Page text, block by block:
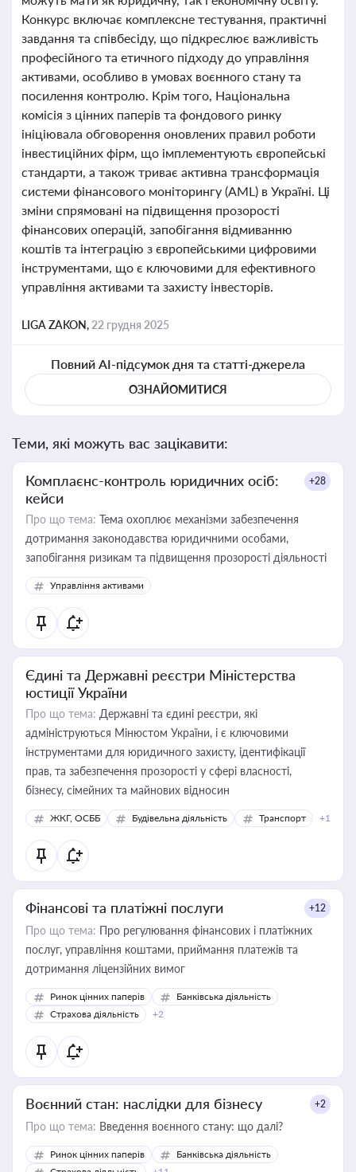
Конкурс включає комплексне тестування, практичні
завдання та співбесіду, що підкреслює важливість
професійного та етичного підходу до управління
активами, особливо в умовах воєнного стану та
посилення контролю. Крім того, Національна
комісія з цінних паперів та фондового ринку
ініціювала обговорення оновлених правил роботи
інвестиційних фірм, що імплементують європейські
стандарти, а також триває активна трансформація
системи фінансового моніторингу (AML) в Україні. Ці
зміни спрямовані на підвищення прозорості
фінансових операцій, запобігання відмиванню
коштів та інтеграцію з європейськими цифровими
інструментами, що є ключовими для ефективного
управління активами та захисту інвесторів.
LIGA ZAKON, 22 грудня 2025
Повний AI-підсумок дня та статті-джерела
ОЗНАЙОМИТИСЯ
Теми, які можуть вас зацікавити:
Комплаєнс-контроль юридичних осіб:
кейси
+28
Про що тема: Тема охоплює механізми забезпечення
дотримання законодавства юридичними особами,
запобігання ризикам та підвищення прозорості діяльності
Управління активами
Єдині та Державні реєстри Міністерства
юстиції України
Про що тема: Державні та єдині реєстри, які
адмініструються Мінюстом України, і є ключовими
інструментами для юридичного захисту, ідентифікації
прав, та забезпечення прозорості у сфері власності,
бізнесу, сімейних та майнових відносин
ЖКГ, ОСББ Будівельна діяльність Транспорт +1
Фінансові та платіжні послуги +12
Про що тема: Про регулювання фінансових і платіжних
послуг, управління коштами, приймання платежів та
дотримання ліцензійних вимог
Ринок цінних паперів
Банківська діяльність
Страхова діяльність
+2
Воєнний стан: наслідки для бізнесу +2
Про що тема: Введення воєнного стану: що далі?
Ринок цінних паперів
Банківська діяльність